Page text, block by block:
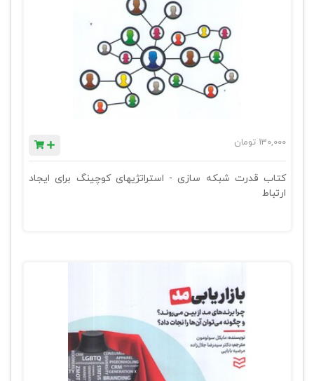
130,000 تومان
کتاب قدرت شبکه سازی - استراتژیهای کوچینگ برای ایجاد
ارتباط